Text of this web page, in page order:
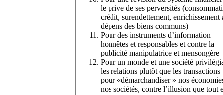
le prive de ses perversités
crédit, surendettement, enrichissement
dépens des biens communs)
Pour des instruments d’information
honnêtes et responsables et contre la
publicité manipulatrice et mensongère
Pour un monde et une société
les relations plutôt que les transactions
pour «démarchandiser » nos
nos sociétés, contre l’illusion que tout